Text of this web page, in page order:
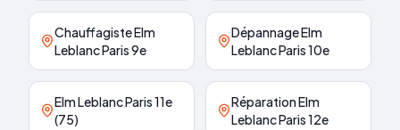
Chauffagiste Elm
Leblanc Paris 9e
Dépannage Elm
Leblanc Paris 10e
Elm Leblanc Paris 11e
(75)
Réparation Elm
Leblanc Paris 12e